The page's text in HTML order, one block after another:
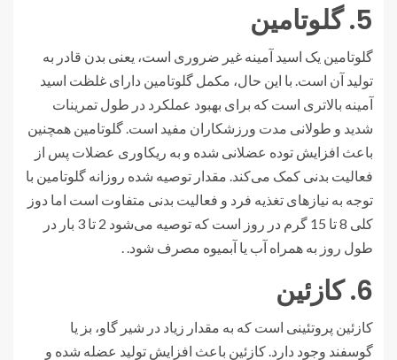
5. گلوتامین
گلوتامین یک اسید آمینه غیر ضروری است، یعنی بدن قادر به
تولید آن است. با این حال، مکمل گلوتامین دارای غلظت اسید
آمینه بالاتری است که برای بهبود عملکرد در طول تمرینات
شدید و طولانی مدت ورزشکاران مفید است. گلوتامین همچنین
باعث افزایش توده عضلانی شده و به ریکاوری عضلات پس از
فعالیت بدنی کمک می‌کند. مقدار توصیه شده روزانه گلوتامین با
توجه به نیازهای تغذیه فرد و فعالیت بدنی متفاوت است اما دوز
کلی 8 تا 15 گرم در روز است که توصیه می‌شود 2 تا 3 بار در
طول روز به همراه آب یا آبمیوه مصرف شود. .
6. کازئین
کازئین پروتئینی است که به مقدار زیاد در شیر گاو، بز یا
گوسفند وجود دارد. کازئین باعث افزایش تولید عضله شده و